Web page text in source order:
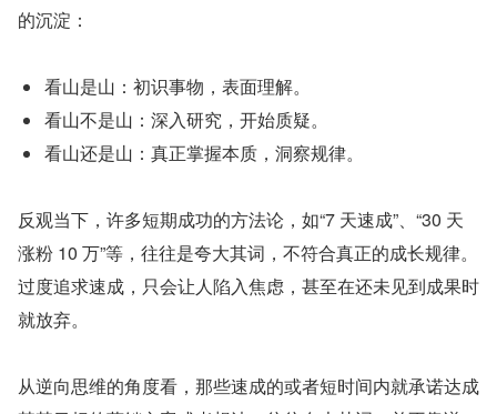
的沉淀：
看山是山：初识事物，表面理解。
看山不是山：深入研究，开始质疑。
看山还是山：真正掌握本质，洞察规律。
反观当下，许多短期成功的方法论，如“7 天速成”、“30 天
涨粉 10 万”等，往往是夸大其词，不符合真正的成长规律。
过度追求速成，只会让人陷入焦虑，甚至在还未见到成果时
就放弃。
从逆向思维的角度看，那些速成的或者短时间内就承诺达成